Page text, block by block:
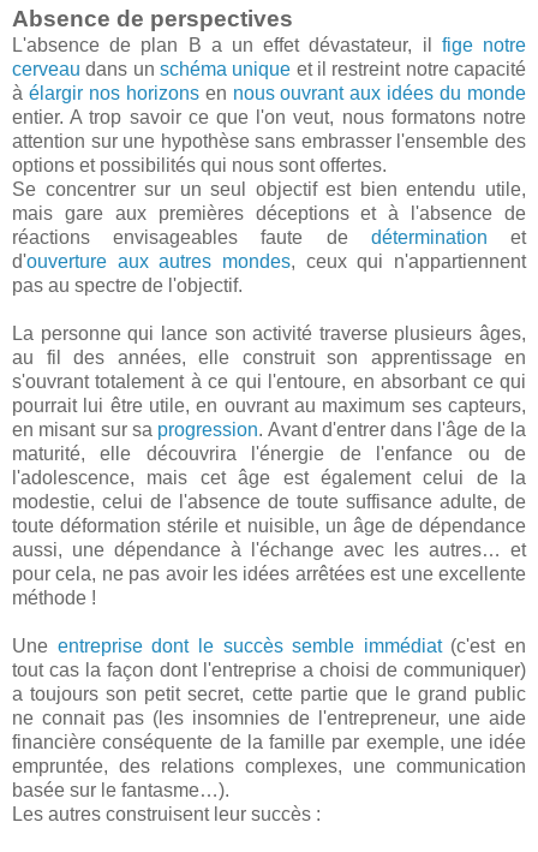
Absence de perspectives
L'absence de plan B a un effet dévastateur, il fige notre
cerveau dans un schéma unique et il restreint notre capacité
à élargir nos horizonsen nous ouvrant aux idées du monde
entier. A trop savoir ce que l'on veut, nous formatons notre
attention sur une hypothèse sans embrasser l'ensemble des
options et possibilités qui nous sont offertes.
Se concentrer sur un seul objectif est bien entendu utile,
mais gare aux premières déceptions et à l'absence de
réactions envisageables faute de détermination et
d'ouverture aux autres mondes, ceux qui n'appartiennent
pas au spectre de l'objectif.
La personne qui lance son activité traverse plusieurs âges,
au fil des années, elle construit son apprentissage en
s'ouvrant totalement à ce qui l'entoure, en absorbant ce qui
pourrait lui être utile, en ouvrant au maximum ses capteurs,
en misant sur sa progression. Avant d'entrer dans l'âge de la
maturité, elle découvrira l'énergie de l'enfance ou de
l'adolescence, mais cet âge est également celui de la
modestie, celui de l'absence de toute suffisance adulte, de
toute déformation stérile et nuisible, un âge de dépendance
aussi, une dépendance à l'échange avec les autres… et
pour cela, ne pas avoir les idées arrêtées est une excellente
méthode !
Une entreprise dont le succès semble immédiat(c'est en
tout cas la façon dont l'entreprise a choisi de communiquer)
a toujours son petit secret, cette partie que le grand public
ne connait pas (les insomnies de l'entrepreneur, une aide
financière conséquente de la famille par exemple, une idée
empruntée, des relations complexes, une communication
basée sur le fantasme…).
Les autres construisent leur succès :